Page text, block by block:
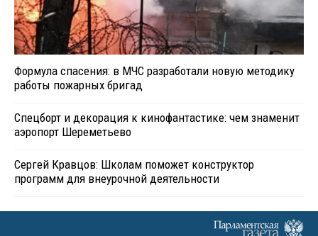
Формула спасения: в МЧС разработали новую методику
работы пожарных бригад
Спецборт и декорация к кинофантастике: чем знаменит
аэропорт Шереметьево
Сергей Кравцов: Школам поможет конструктор
программ для внеурочной деятельности